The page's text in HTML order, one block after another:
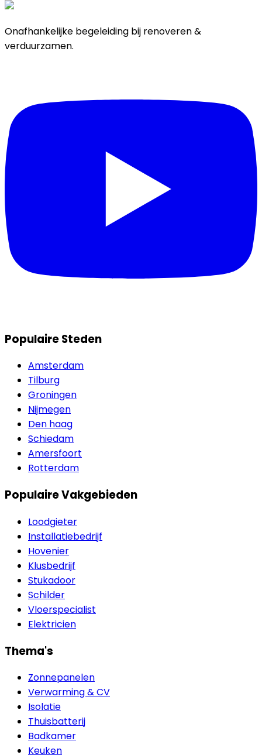
Onafhankelijke begeleiding bij renoveren &
verduurzamen.
Populaire Steden
Amsterdam
Tilburg
Groningen
Nijmegen
Den haag
Schiedam
Amersfoort
Rotterdam
Populaire Vakgebieden
Loodgieter
Installatiebedrijf
Hovenier
Klusbedrijf
Stukadoor
Schilder
Vloerspecialist
Elektricien
Thema's
Zonnepanelen
Verwarming & CV
Isolatie
Thuisbatterij
Badkamer
Keuken